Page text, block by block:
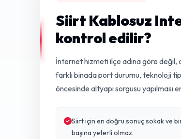
Siirt Kablosuz
kontrol edilir?
İnternet hizmeti ilçe adına göre değil,
farklı binada port durumu, teknoloji
öncesinde altyapı sorgusu yapılması en
Siirt için en doğru sonuç sokak ve
başına yeterli olmaz.